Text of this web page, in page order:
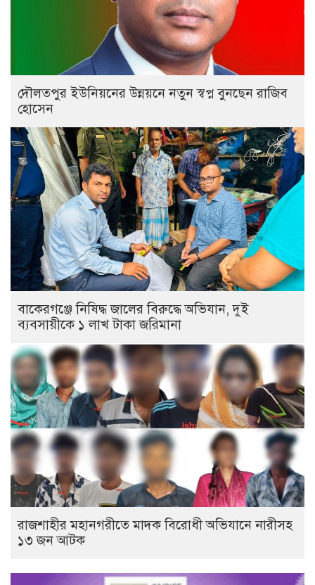
দৌলতপুর ইউনিয়নের উন্নয়নে নতুন স্বপ্ন বুনছেন রাজিব
হোসেন
বাকেরগঞ্জে নিষিদ্ধ জালের বিরুদ্ধে অভিযান, দুই
ব্যবসায়ীকে ১ লাখ টাকা জরিমানা
রাজশাহীর মহানগরীতে মাদক বিরোধী অভিযানে নারীসহ
১৩ জন আটক